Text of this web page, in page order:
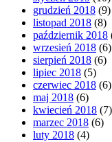
grudzień 2018 (9)
listopad 2018 (8)
październik 2018
wrzesień 2018 (6)
sierpień 2018 (6)
lipiec 2018 (5)
czerwiec 2018 (6)
maj 2018 (6)
kwiecień 2018 (7)
marzec 2018 (6)
luty 2018 (4)